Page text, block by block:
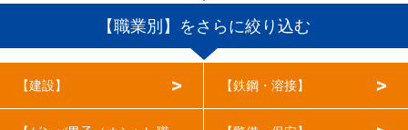
【職業別】をさらに絞り込む
【建設】 【鉄鋼・溶接】